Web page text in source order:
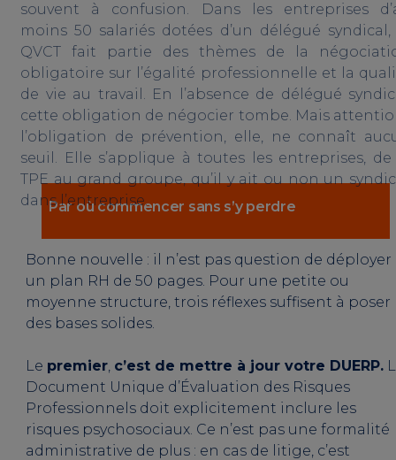
souvent à confusion. Dans les entreprises
moins 50 salariés dotées d’un délégué syndical,
QVCT fait partie des thèmes de la
obligatoire sur l’égalité professionnelle et la
de vie au travail. En l’absence de délégué
cette obligation de négocier tombe. Mais
l’obligation de prévention, elle, ne connaît
seuil. Elle s’applique à toutes les entreprises, de
TPE au grand groupe, qu’il y ait ou non un
dans l’entreprise.
Par où commencer sans s’y perdre
Bonne nouvelle : il n’est pas question de déployer
un plan RH de 50 pages. Pour une petite ou
moyenne structure, trois réflexes suffisent à poser
des bases solides.
Le premier, c’est de mettre à jour votre DUERP.
Document Unique d’Évaluation des Risques
Professionnels doit explicitement inclure les
risques psychosociaux. Ce n’est pas une formalité
administrative de plus : en cas de litige, c’est